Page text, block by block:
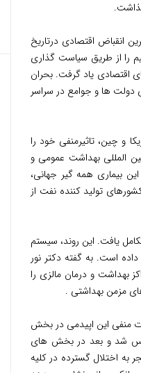
انقباض اقتصادی درتاریخ
بود. کشور، این بحران عظیم را از طریق سیاست گذاری
یاد گرفت. بحران
دولت ها و جوامع در سراسر
و چین، تاثیرمنفی خود را
المللی بهداشت عمومی و
بیماری همه گیر جهانی،
تولید کننده نفت از
سریع، به آرامی تکامل یافت. این روند، سیستم
است. به گفته دکتر نور
بهداشت و درمان مالزی را
مزمن بهداشتی .
منفی این اپیدمی در بخش
شد و بعد در بخش های
اختلال گسترده در کلیه